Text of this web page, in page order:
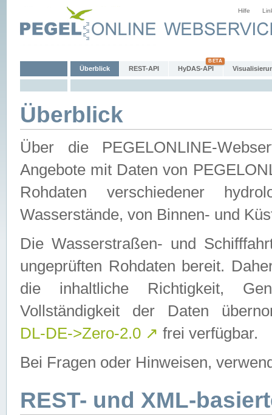
Hilfe
Überblick REST-API HyDAS-API
Überblick
Über die PEGELONLINE-
Angebote mit Daten von
Rohdaten verschiedener
Wasserstände, von Binnen- und
Die Wasserstraßen- und
ungeprüften Rohdaten bereit.
die inhaltliche Richtigkeit,
Vollständigkeit der Daten
DL-DE->Zero-2.0 ↗ frei verfügbar.
Bei Fragen oder Hinweisen,
REST- und XML-